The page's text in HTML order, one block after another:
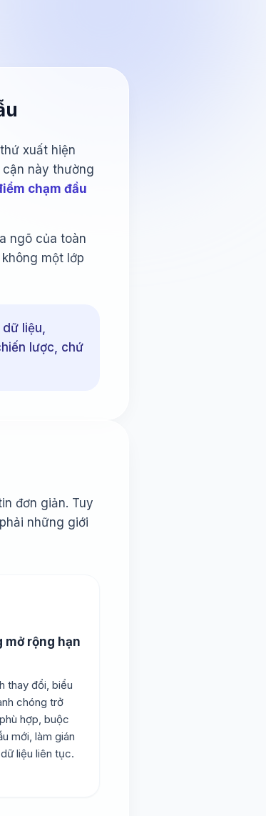
xuất hiện
này thường
chạm đầu
ngõ của toàn
một lớp
liệu,
lược, chứ
đơn giản. Tuy
những giới
mở rộng hạn
thay đổi, biểu
chóng trở
hợp, buộc
mới, làm gián
liệu liên tục.